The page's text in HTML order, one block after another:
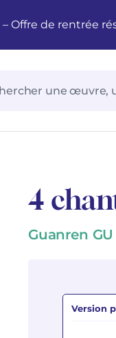
Offre de rentrée
4
Guanren GU
Version